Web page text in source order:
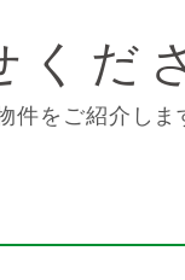
くだ
件をご紹介しま